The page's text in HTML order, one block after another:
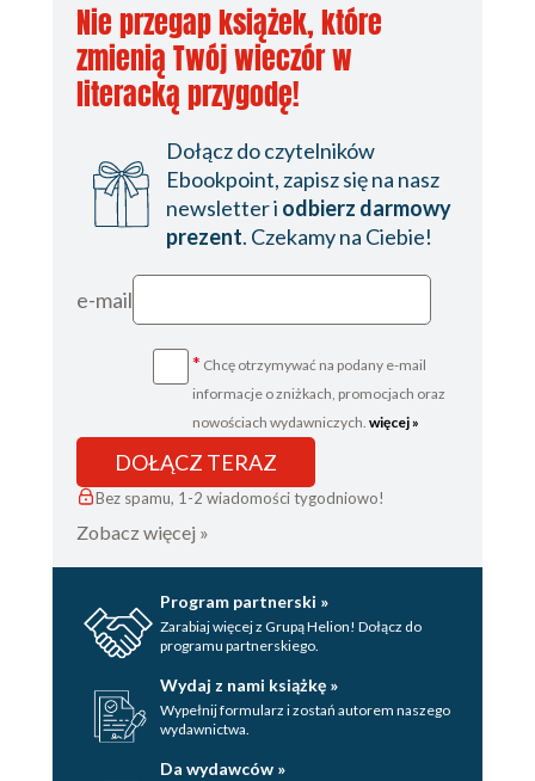
Nie przegap książek, które
zmienią Twój wieczór w
literacką przygodę!
Dołącz do czytelników
Ebookpoint, zapisz się na nasz
newsletter i odbierz darmowy
prezent. Czekamy na Ciebie!
e-mail
* Chcę otrzymywać na podany e-mail
informacje o zniżkach, promocjach oraz
nowościach wydawniczych. więcej »
DOŁĄCZ TERAZ
Bez spamu, 1-2 wiadomości tygodniowo!
Zobacz więcej »
Program partnerski »
Zarabiaj więcej z Grupą Helion! Dołącz do
programu partnerskiego.
Wydaj z nami książkę »
Wypełnij formularz i zostań autorem naszego
wydawnictwa.
Da wydawców »